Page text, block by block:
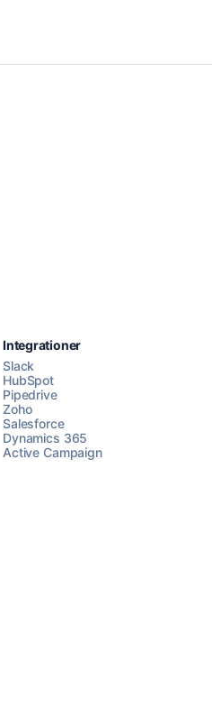
Integrationer
Slack
HubSpot
Pipedrive
Zoho
Salesforce
Dynamics 365
Active Campaign